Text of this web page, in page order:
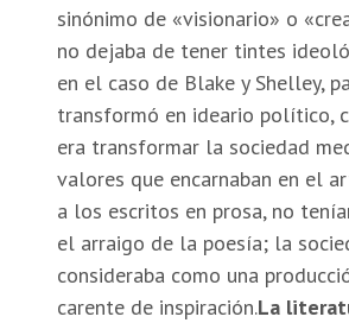
sinónimo de «visionario» o
no dejaba de tener tintes
en el caso de Blake y Shelley,
transformó en ideario político,
era transformar la sociedad
valores que encarnaban en el
a los escritos en prosa, no
el arraigo de la poesía; la
consideraba como una
carente de inspiración.La